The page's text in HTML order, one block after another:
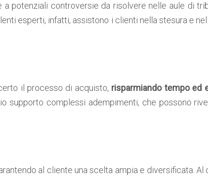
potenziali controversie da risolvere nelle aule di
esperti, infatti, assistono i clienti nella stesura e
il processo di acquisto, risparmiando tempo ed
supporto complessi adempimenti, che possono
al cliente una scelta ampia e diversificata.